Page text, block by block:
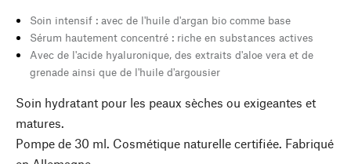
Soin intensif : avec de l'huile d'argan bio comme base
Sérum hautement concentré : riche en substances actives
Avec de l'acide hyaluronique, des extraits d'aloe vera et de
grenade ainsi que de l'huile d'argousier
Soin hydratant pour les peaux sèches ou exigeantes et
matures.
Pompe de 30 ml. Cosmétique naturelle certifiée. Fabriqué